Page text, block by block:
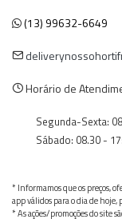
(13) 99632-6649
Horário de
Segunda-Sexta:
Sábado: 08.30 -
* Informamos que os preços,
app válidos para o dia de hoje,
* As ações/promoções do site